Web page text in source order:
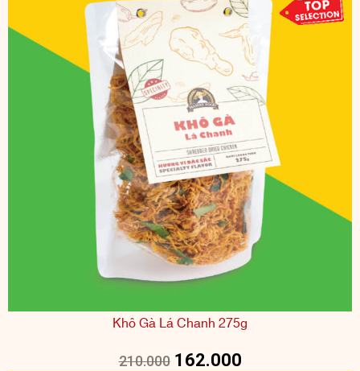
Khô Gà Lá Chanh 275g
210.000 162.000